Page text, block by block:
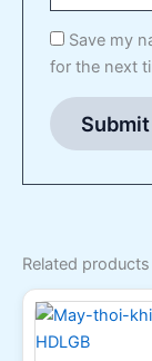
Save my
for the next
Related products